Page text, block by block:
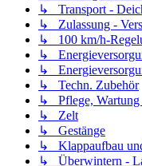
↳ Transport -
↳ Zulassung -
↳ 100 km/h-
↳
↳
↳ Techn. Zubehör
↳ Pflege, Wartung
↳ Zelt
↳ Gestänge
↳ Klappaufbau
↳ Überwintern -